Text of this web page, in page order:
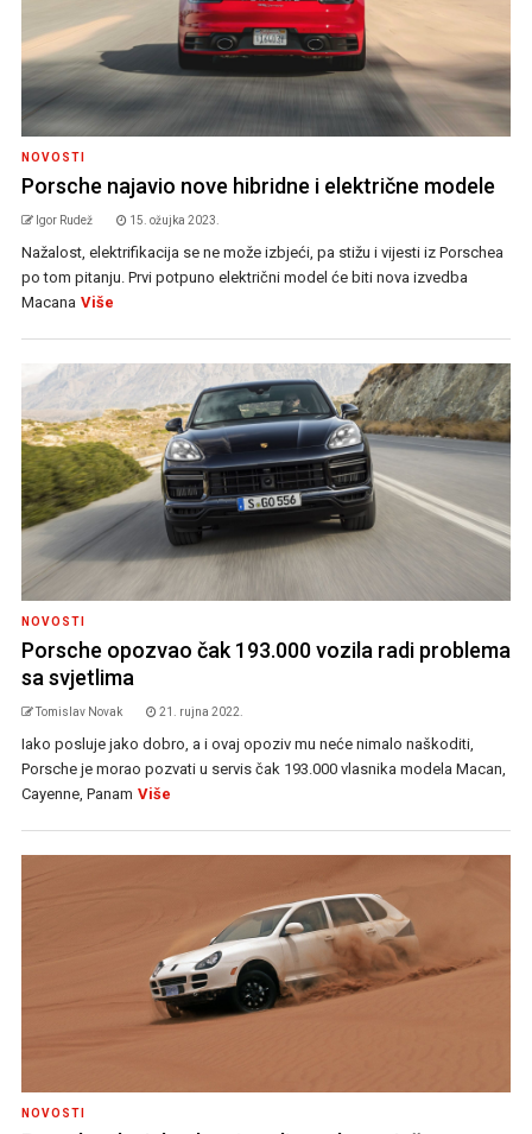
NOVOSTI
Porsche najavio nove hibridne i električne modele
Igor Rudež 15. ožujka 2023.
Nažalost, elektrifikacija se ne može izbjeći, pa stižu i vijesti iz Porschea
po tom pitanju. Prvi potpuno električni model će biti nova izvedba
Macana Više
NOVOSTI
Porsche opozvao čak 193.000 vozila radi problema
sa svjetlima
Tomislav Novak 21. rujna 2022.
Iako posluje jako dobro, a i ovaj opoziv mu neće nimalo naškoditi,
Porsche je morao pozvati u servis čak 193.000 vlasnika modela Macan,
Cayenne, Panam Više
NOVOSTI